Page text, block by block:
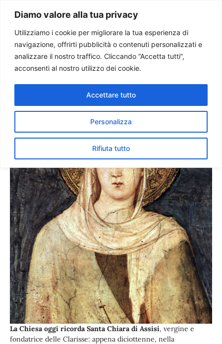
Diamo valore alla tua privacy
Utilizziamo i cookie per migliorare la tua esperienza di
navigazione, offrirti pubblicità o contenuti personalizzati e
analizzare il nostro traffico. Cliccando “Accetta tutti”,
acconsenti al nostro utilizzo dei cookie.
Personalizza
Rifiuta tutto
Accettare tutto
Paolo Ondarza
Santa Chiara, umile
pianticella di Francesco
La Chiesa oggi ricorda Santa Chiara di Assisi, vergine e
fondatrice delle Clarisse: appena diciottenne, nella